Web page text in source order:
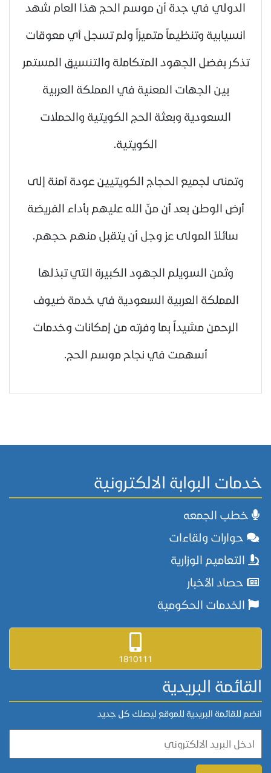
الدولي في جدة أن موسم الحج هذا العام شهد
انسيابية وتنظيماً متميزاً ولم تسجل أي معوقات
تذكر بفضل الجهود المتكاملة والتنسيق المستمر
بين الجهات المعنية في المملكة العربية
السعودية وبعثة الحج الكويتية والحملات
الكويتية.
وتمنى لجميع الحجاج الكويتيين عودة آمنة إلى
أرض الوطن بعد أن منّ الله عليهم بأداء الفريضة
سائلاً المولى عز وجل أن يتقبل منهم حجهم.
وثمن السويلم الجهود الكبيرة التي تبذلها
المملكة العربية السعودية في خدمة ضيوف
الرحمن مشيداً بما وفرته من إمكانات وخدمات
أسهمت في نجاح موسم الحج.
خدمات البوابة الالكترونية
خطب الجمعه
حوارات ولقاءات
التعاميم الوزارية
حصاد الأخبار
الخدمات الحكومية
1810111
القائمة البريدية
انضم للقائمة البريدية للموقع ليصلك كل جديد